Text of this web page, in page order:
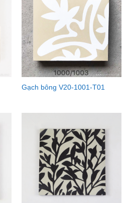
Gạch bông V20-1001-T01